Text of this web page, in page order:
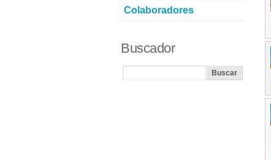
Colaboradores
Buscador